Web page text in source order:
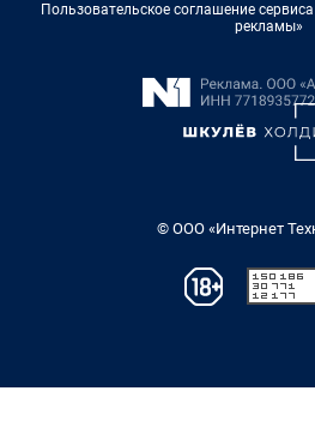
Пользовательское соглашение
рекламы»
© ООО «Интернет